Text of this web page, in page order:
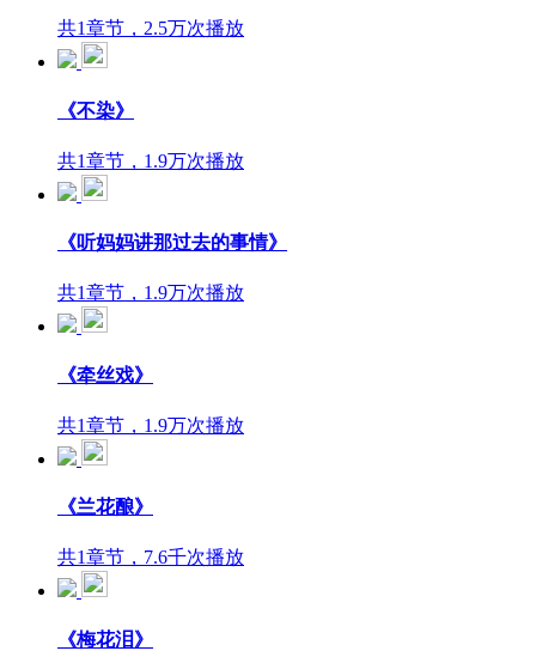
共1章节，2.5万次播放
《不染》
共1章节，1.9万次播放
《听妈妈讲那过去的事情》
共1章节，1.9万次播放
《牵丝戏》
共1章节，1.9万次播放
《兰花酿》
共1章节，7.6千次播放
《梅花泪》